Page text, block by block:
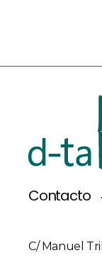
Contacto
C/ Manuel